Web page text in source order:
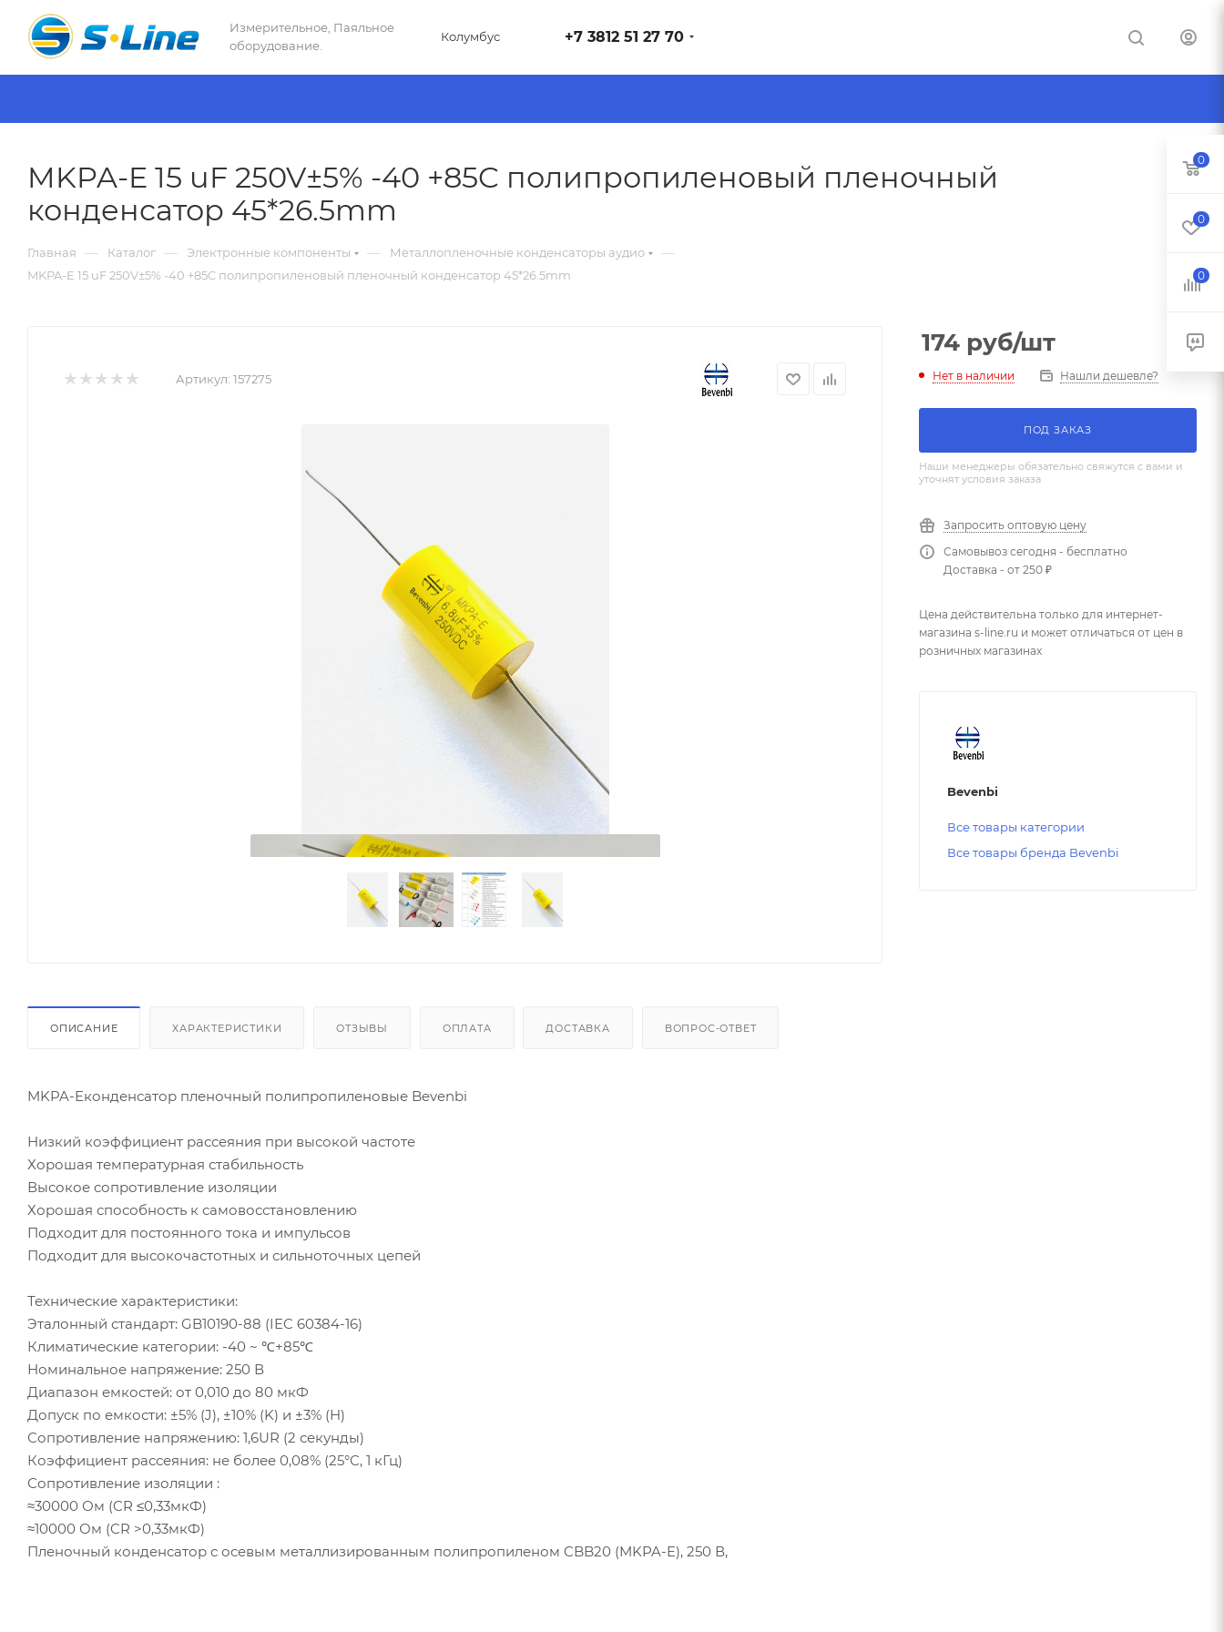
Измерительное, Паяльное
оборудование.
Колумбус +7 3812 51 27 70
MKPA-E 15 uF 250V±5% -40 +85C полипропиленовый пленочный
конденсатор 45*26.5mm
Главная — Каталог — Электронные компоненты — Металлопленочные конденсаторы аудио —
MKPA-E 15 uF 250V±5% -40 +85C полипропиленовый пленочный конденсатор 45*26.5mm
Артикул: 157275
ОПИСАНИЕ ХАРАКТЕРИСТИКИ ОТЗЫВЫ ОПЛАТА ДОСТАВКА ВОПРОС-ОТВЕТ
MKPA-Eконденсатор пленочный полипропиленовые Bevenbi
Низкий коэффициент рассеяния при высокой частоте
Хорошая температурная стабильность
Высокое сопротивление изоляции
Хорошая способность к самовосстановлению
Подходит для постоянного тока и импульсов
Подходит для высокочастотных и сильноточных цепей
Технические характеристики:
Эталонный стандарт: GB10190-88 (IEC 60384-16)
Климатические категории: -40 ~ ℃+85℃
Номинальное напряжение: 250 В
Диапазон емкостей: от 0,010 до 80 мкФ
Допуск по емкости: ±5% (J), ±10% (K) и ±3% (H)
Сопротивление напряжению: 1,6UR (2 секунды)
Коэффициент рассеяния: не более 0,08% (25°C, 1 кГц)
Сопротивление изоляции :
≈30000 Ом (CR ≤0,33мкФ)
≈10000 Ом (CR >0,33мкФ)
Пленочный конденсатор с осевым металлизированным полипропиленом CBB20 (MKPA-E), 250 В,
174 руб/шт
Нет в наличии Нашли дешевле?
ПОД ЗАКАЗ
Наши менеджеры обязательно свяжутся с вами и
уточнят условия заказа
Запросить оптовую цену
Самовывоз сегодня - бесплатно
Доставка - от 250 ₽
Цена действительна только для интернет-
магазина s-line.ru и может отличаться от цен в
розничных магазинах
Bevenbi
Все товары категории
Все товары бренда Bevenbi
0
0
0